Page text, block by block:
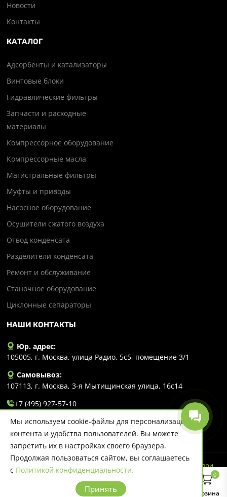
Каталог Корзина
0
Новости
Контакты
КАТАЛОГ
Адсорбенты и катализаторы
Винтовые блоки
Гидравлические фильтры
Запчасти и расходные
материалы
Компрессорное оборудование
Компрессорные масла
Магистральные фильтры
Муфты и приводы
Насосное оборудование
Осушители сжатого воздуха
Отвод конденсата
Разделители конденсата
Ремонт и обслуживание
Станочное оборудование
Циклонные сепараторы
НАШИ КОНТАКТЫ
Юр. адрес:
105005, г. Москва, улица Радио, 5с5, помещение 3/1
Самовывоз:
107113, г. Москва, 3-я Мытищинская улица, 16с14
+7 (495) 927-57-10
info@evlart.ru
© 2026 Evlart. Сайт несет информационный характер и ни при
каких обстоятельствах не является публичной офертой.
Политика конфиденциальности
Мы используем cookie-файлы для персонализации
контента и удобства пользователей. Вы можете
запретить их в настройках своего браузера.
Продолжая пользоваться сайтом, вы соглашаетесь
с Политикой конфиденциальности.
Принять